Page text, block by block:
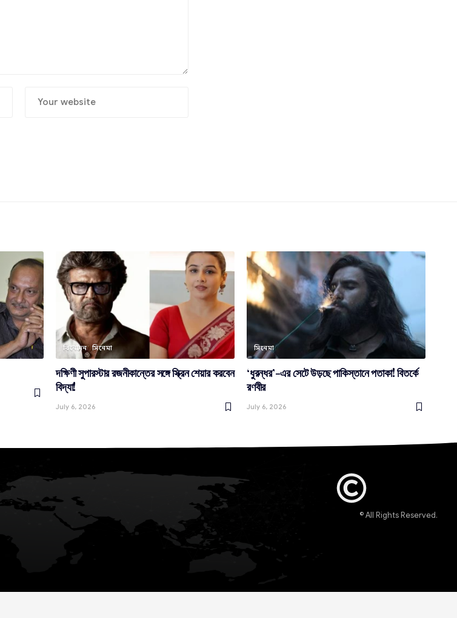
বিনোদন সিনেমা
দক্ষিণী সুপারস্টার রজনীকান্তের সঙ্গে স্ক্রিন শেয়ার করবেন
বিদ্যা!
July 6, 2026
সিনেমা
‘ধুরন্ধর’-এর সেটে উড়ছে পাকিস্তানে পতাকা! বিতর্কে
রণবীর
July 6, 2026
© All Rights Reserved.